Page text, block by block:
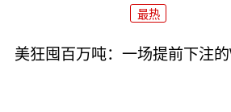
最热
美狂囤百万吨：一场提前下注